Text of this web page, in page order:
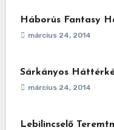
Háborús Fantasy
március 24, 2014
Sárkányos
március 24, 2014
Lebilincselő